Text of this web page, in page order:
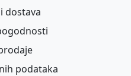
dostava
podataka